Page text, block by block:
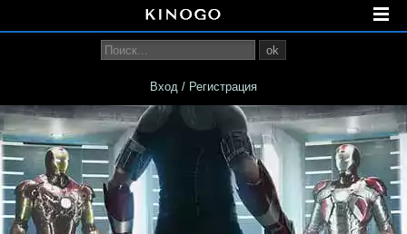
ok
Вход / Регистрация